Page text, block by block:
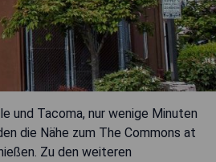
und Tacoma, nur wenige Minuten
die Nähe zum The Commons at
Zu den weiteren